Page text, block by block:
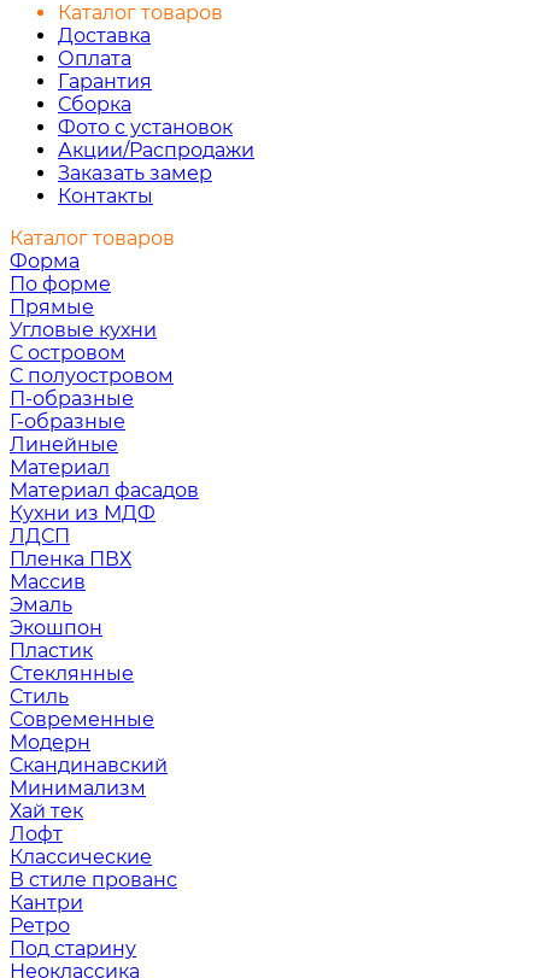
Каталог товаров
Доставка
Оплата
Гарантия
Сборка
Фото с установок
Акции/Распродажи
Заказать замер
Контакты
Каталог товаров
Форма
По форме
Прямые
Угловые кухни
С островом
С полуостровом
П-образные
Г-образные
Линейные
Материал
Материал фасадов
Кухни из МДФ
ЛДСП
Пленка ПВХ
Массив
Эмаль
Экошпон
Пластик
Стеклянные
Стиль
Современные
Модерн
Скандинавский
Минимализм
Хай тек
Лофт
Классические
В стиле прованс
Кантри
Ретро
Под старину
Неоклассика